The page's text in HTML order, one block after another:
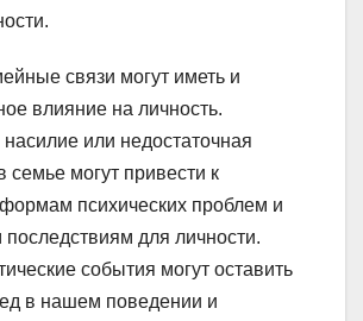
связи могут иметь и
влияние на личность.
или недостаточная
семье могут привести к
психических проблем и
для личности.
события могут оставить
в нашем поведении и